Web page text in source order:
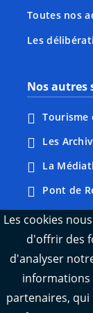
Toutes nos
Les
Nos autres
Tourisme
Les
La
Pont de
Manger
Les cookies
d'offrir des
d'analyser
informations
partenaires, qui